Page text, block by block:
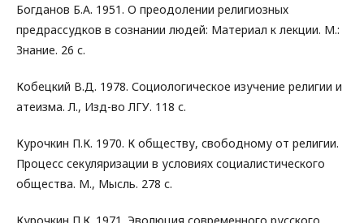
Богданов Б.А. 1951. О преодолении религиозных
предрассудков в сознании людей: Материал к лекции. М.:
Знание. 26 с.
Кобецкий В.Д. 1978. Социологическое изучение религии и
атеизма. Л., Изд-во ЛГУ. 118 с.
Курочкин П.К. 1970. К обществу, свободному от религии.
Процесс секуляризации в условиях социалистического
общества. М., Мысль. 278 с.